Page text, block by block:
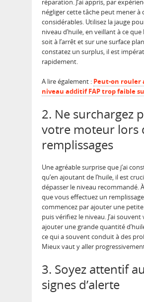
réparation. J’ai appris, par
négliger cette tâche peut mener à
considérables. Utilisez la jauge
niveau d’huile, en veillant à ce
soit à l’arrêt et sur une surface
constatez un surplus, il est
rapidement.
A lire également : Peut-on rouler
niveau additif FAP trop faible
2. Ne surchargez
votre moteur lors
remplissages
Une agréable surprise que j’ai
qu’en ajoutant de l’huile, il est
dépasser le niveau recommandé.
que vous effectuez un
commencez par ajouter une
puis vérifiez le niveau. J’ai souvent
ajouter une grande quantité
ce qui a souvent conduit à des
Mieux vaut y aller
3. Soyez attentif
signes d’alerte